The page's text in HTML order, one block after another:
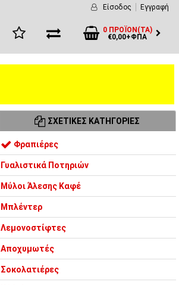
Είσοδος Εγγραφή
0 ΠΡΟΪΌΝ(ΤΑ)
€0,00+ΦΠΑ
ΣΧΕΤΙΚΈΣ ΚΑΤΗΓΟΡΊΕΣ
Φραπιέρες
Γυαλιστικά Ποτηριών
Μύλοι Άλεσης Καφέ
Μπλέντερ
Λεμονοστίφτες
Αποχυμωτές
Σοκολατιέρες